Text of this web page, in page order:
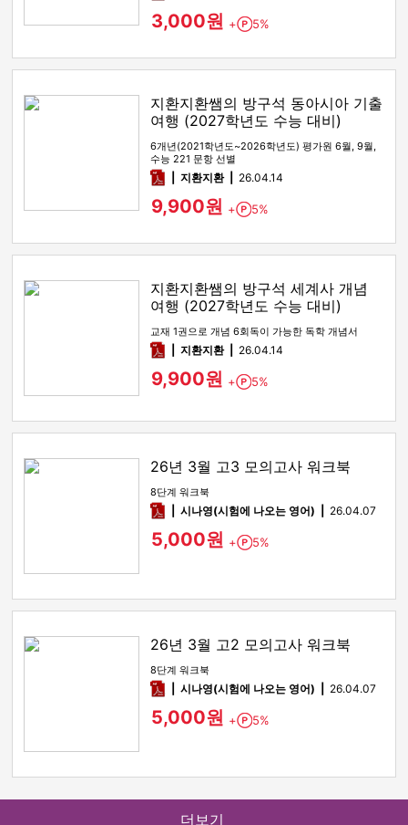
3,000원 + Point
5%
지환지환쌤의 방구석 동아시아 기출
여행 (2027학년도 수능 대비)
6개년(2021학년도~2026학년도) 평가원 6월, 9월,
수능 221 문항 선별
pdf지환지환 26.04.14
9,900원 + Point
5%
지환지환쌤의 방구석 세계사 개념
여행 (2027학년도 수능 대비)
교재 1권으로 개념 6회독이 가능한 독학 개념서
pdf지환지환 26.04.14
9,900원 + Point
5%
26년 3월 고3 모의고사 워크북
8단계 워크북
pdf시나영(시험에 나오는 영어) 26.04.07
5,000원 + Point
5%
26년 3월 고2 모의고사 워크북
8단계 워크북
pdf시나영(시험에 나오는 영어) 26.04.07
5,000원 + Point
5%
더보기